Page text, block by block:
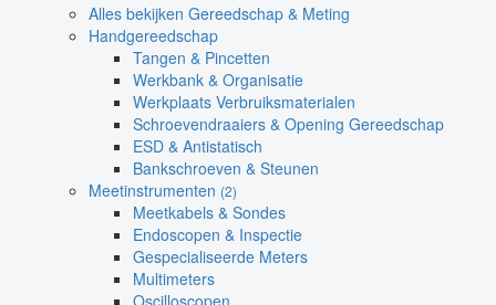
Alles bekijken Gereedschap & Meting
Handgereedschap
Tangen & Pincetten
Werkbank & Organisatie
Werkplaats Verbruiksmaterialen
Schroevendraaiers & Opening Gereedschap
ESD & Antistatisch
Bankschroeven & Steunen
Meetinstrumenten (2)
Meetkabels & Sondes
Endoscopen & Inspectie
Gespecialiseerde Meters
Multimeters
Oscilloscopen